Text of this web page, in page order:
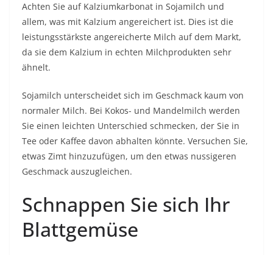
Achten Sie auf Kalziumkarbonat in Sojamilch und
allem, was mit Kalzium angereichert ist. Dies ist die
leistungsstärkste angereicherte Milch auf dem Markt,
da sie dem Kalzium in echten Milchprodukten sehr
ähnelt.
Sojamilch unterscheidet sich im Geschmack kaum von
normaler Milch. Bei Kokos- und Mandelmilch werden
Sie einen leichten Unterschied schmecken, der Sie in
Tee oder Kaffee davon abhalten könnte. Versuchen Sie,
etwas Zimt hinzuzufügen, um den etwas nussigeren
Geschmack auszugleichen.
Schnappen Sie sich Ihr
Blattgemüse